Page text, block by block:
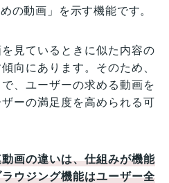
の動画」を示す機能です。
見ているときに似た内容の
向にあります。そのため、
、ユーザーの求める動画を
ーの満足度を高められる可
画の違いは、仕組みが機能
ウジング機能はユーザー全